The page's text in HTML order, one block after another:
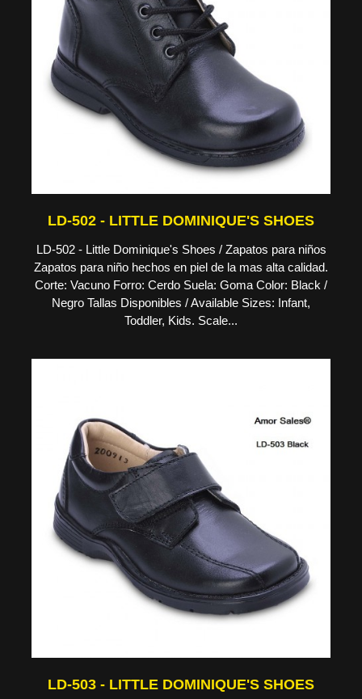
LD-502 - LITTLE DOMINIQUE'S SHOES
LD-502 - Little Dominique's Shoes / Zapatos para niños
Zapatos para niño hechos en piel de la mas alta calidad.
Corte: Vacuno Forro: Cerdo Suela: Goma Color: Black /
Negro Tallas Disponibles / Available Sizes: Infant,
Toddler, Kids. Scale...
LD-503 - LITTLE DOMINIQUE'S SHOES